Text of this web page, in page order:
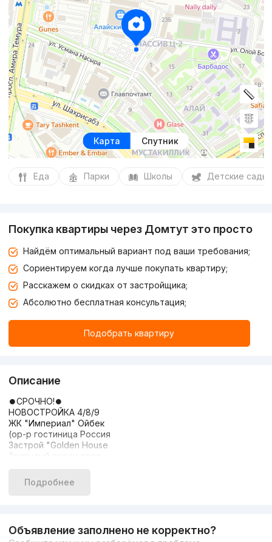
Карта Спутник
Еда Парки Школы Детские сады
Покупка квартиры через Домтут это просто
Найдём оптимальный вариант под ваши требования;
Сориентируем когда лучше покупать квартиру;
Расскажем о скидках от застройщика;
Абсолютно бесплатная консультация;
Подобрать квартиру
Описание
⏺СРОЧНО!⏺
НОВОСТРОЙКА 4/8/9
ЖК "Империал" Ойбек
(ор-р гостиница Россия
Застрой "Golden House
Закрытый охран.двор
2 санузла; 2 гардероба
Состояние: Евро ремонт
👉https://t.me/Birjanedvijimosti
Подробнее
Объявление заполнено не корректно?